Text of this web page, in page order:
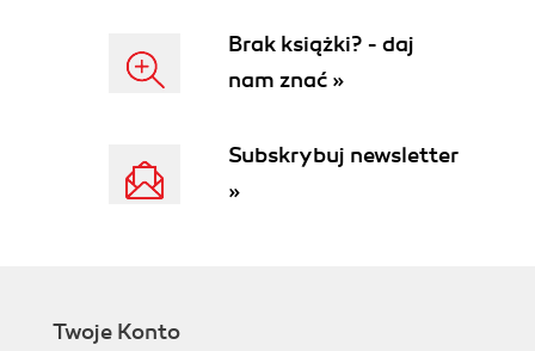
Brak książki? - daj
nam znać »
Subskrybuj newsletter
»
Twoje Konto